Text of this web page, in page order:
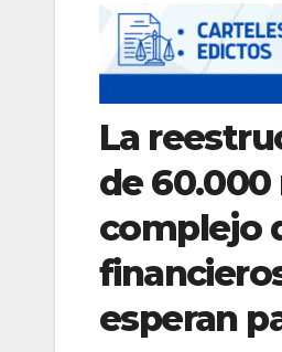
La
de 60.000
complejo
esperan